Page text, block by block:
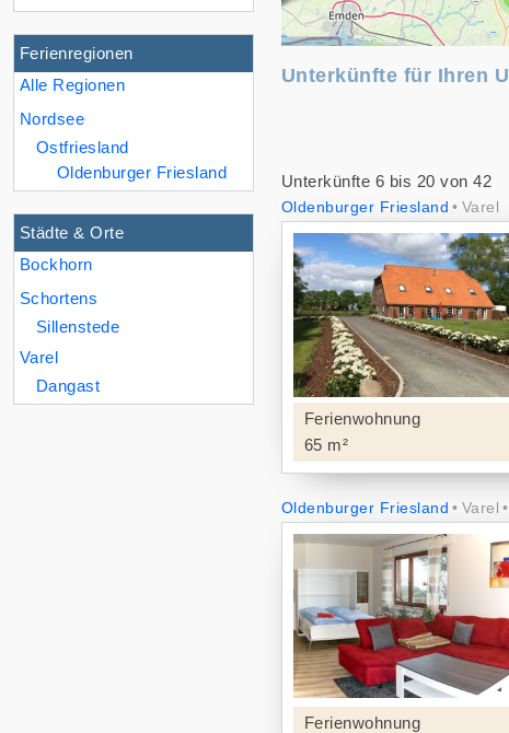
Ferienregionen
Alle Regionen
Nordsee
Ostfriesland
Oldenburger Friesland
Städte & Orte
Bockhorn
Schortens
Sillenstede
Varel
Dangast
Unterkünfte für Ihren
Unterkünfte 6 bis 20 von 42
Oldenburger Friesland Varel
Ferienwohnung
65 m²
Oldenburger Friesland Varel
Ferienwohnung